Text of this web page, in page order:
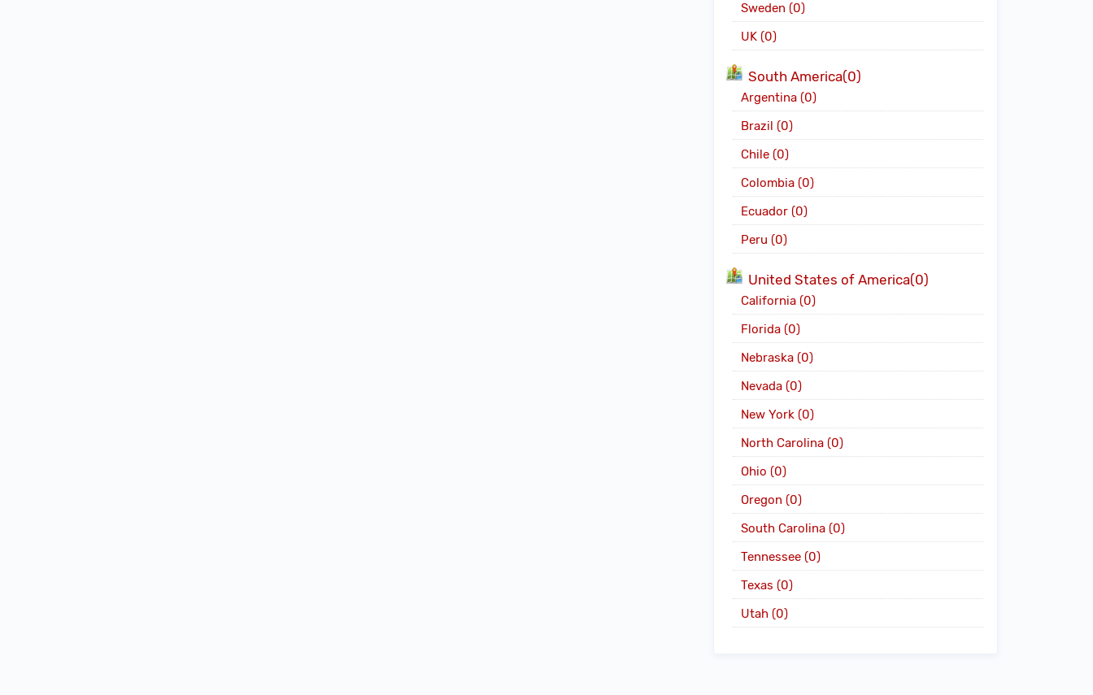
Sweden (0)
UK (0)
South America(0)
Argentina (0)
Brazil (0)
Chile (0)
Colombia (0)
Ecuador (0)
Peru (0)
United States of America(0)
California (0)
Florida (0)
Nebraska (0)
Nevada (0)
New York (0)
North Carolina (0)
Ohio (0)
Oregon (0)
South Carolina (0)
Tennessee (0)
Texas (0)
Utah (0)